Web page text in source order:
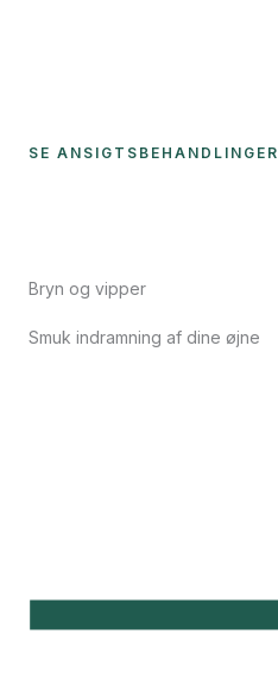
SE ANSIGTSBEHANDLINGER
Bryn og vipper
Smuk indramning af dine øjne